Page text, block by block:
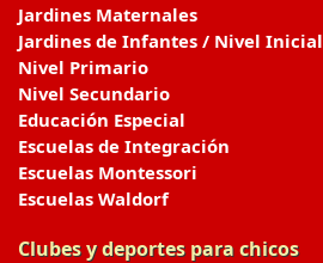
Jardines Maternales
Jardines de Infantes / Nivel Inicial
Nivel Primario
Nivel Secundario
Educación Especial
Escuelas de Integración
Escuelas Montessori
Escuelas Waldorf
Clubes y deportes para chicos